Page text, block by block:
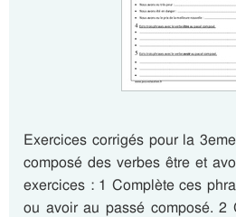
Exercices corrigés pour la
composé des verbes être et
exercices : 1 Complète ces
ou avoir au passé composé. 2